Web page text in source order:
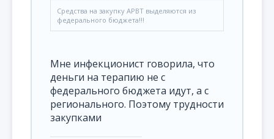
Средства на закупку АРВТ выделяются из
федерального бюджета!!!
Мне инфекционист говорила, что
деньги на терапию не с
федерального бюджета идут, а с
регионального. Поэтому трудности
закупками